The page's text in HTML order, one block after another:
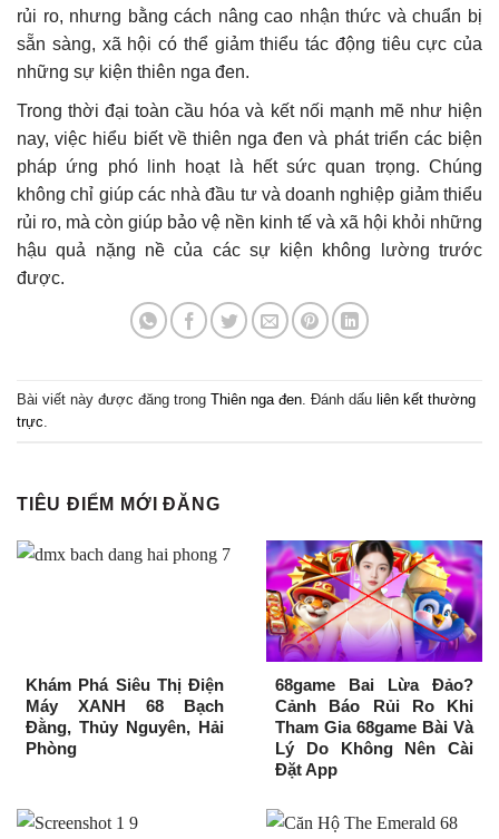
rủi ro, nhưng bằng cách nâng cao nhận thức và chuẩn bị
sẵn sàng, xã hội có thể giảm thiểu tác động tiêu cực của
những sự kiện thiên nga đen.
Trong thời đại toàn cầu hóa và kết nối mạnh mẽ như hiện
nay, việc hiểu biết về thiên nga đen và phát triển các biện
pháp ứng phó linh hoạt là hết sức quan trọng. Chúng
không chỉ giúp các nhà đầu tư và doanh nghiệp giảm thiểu
rủi ro, mà còn giúp bảo vệ nền kinh tế và xã hội khỏi những
hậu quả nặng nề của các sự kiện không lường trước
được.
Bài viết này được đăng trong Thiên nga đen . Đánh dấu liên kết thường
trực
TIÊU ĐIỂM MỚI ĐĂNG
Khám Phá Siêu Thị Điện
Máy XANH 68 Bạch
Đằng, Thủy Nguyên, Hải
Phòng
68game Bai Lừa Đảo?
Cảnh Báo Rủi Ro Khi
Tham Gia 68game Bài Và
Lý Do Không Nên Cài
Đặt App